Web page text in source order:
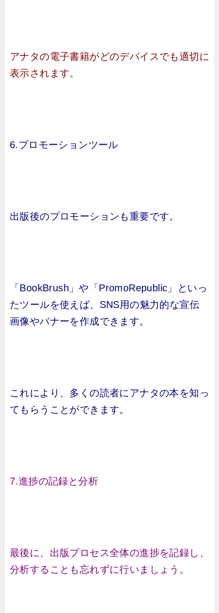
アナタの電子書籍がどのデバイスでも適切に
表示されます。
6.プロモーションツール
出版後のプロモーションも重要です。
「BookBrush」や「PromoRepublic」といっ
たツールを使えば、SNS用の魅力的な宣伝
画像やバナーを作成できます。
これにより、多くの読者にアナタの本を知っ
てもらうことができます。
7.進捗の記録と分析
最後に、出版プロセス全体の進捗を記録し、
分析することも忘れずに行いましょう。